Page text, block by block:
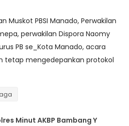
Muskot PBSI Manado, Perwakilan
perwakilan Dispora Naomy
PB se_Kota Manado, acara
tetap mengedepankan protokol
Minut AKBP Bambang Y